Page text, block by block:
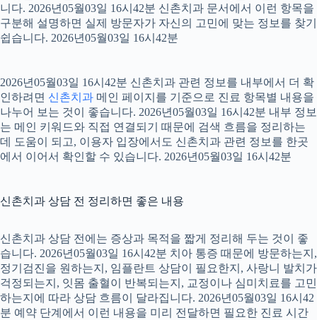
니다. 2026년05월03일 16시42분 신촌치과 문서에서 이런 항목을
구분해 설명하면 실제 방문자가 자신의 고민에 맞는 정보를 찾기
쉽습니다. 2026년05월03일 16시42분
2026년05월03일 16시42분 신촌치과 관련 정보를 내부에서 더 확
인하려면 신촌치과 메인 페이지를 기준으로 진료 항목별 내용을
나누어 보는 것이 좋습니다. 2026년05월03일 16시42분 내부 정보
는 메인 키워드와 직접 연결되기 때문에 검색 흐름을 정리하는
데 도움이 되고, 이용자 입장에서도 신촌치과 관련 정보를 한곳
에서 이어서 확인할 수 있습니다. 2026년05월03일 16시42분
신촌치과 상담 전 정리하면 좋은 내용
신촌치과 상담 전에는 증상과 목적을 짧게 정리해 두는 것이 좋
습니다. 2026년05월03일 16시42분 치아 통증 때문에 방문하는지,
정기검진을 원하는지, 임플란트 상담이 필요한지, 사랑니 발치가
걱정되는지, 잇몸 출혈이 반복되는지, 교정이나 심미치료를 고민
하는지에 따라 상담 흐름이 달라집니다. 2026년05월03일 16시42
분 예약 단계에서 이런 내용을 미리 전달하면 필요한 진료 시간